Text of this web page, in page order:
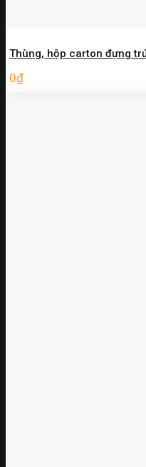
Thùng, hộp carton đựng
0₫